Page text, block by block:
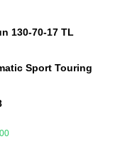
130-70-17 TL
Sport Touring